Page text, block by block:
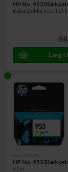
HP No. 953
Rabatpakke med 1 af
HP No. 953
sider